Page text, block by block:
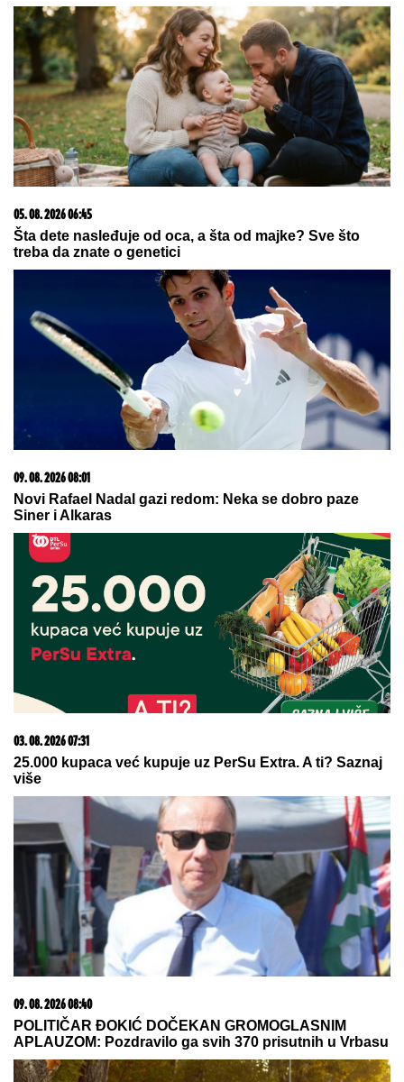
05. 08. 2026 06:45
Šta dete nasleđuje od oca, a šta od majke? Sve što
treba da znate o genetici
09. 08. 2026 08:01
Novi Rafael Nadal gazi redom: Neka se dobro paze
Siner i Alkaras
03. 08. 2026 07:31
25.000 kupaca već kupuje uz PerSu Extra. A ti? Saznaj
više
09. 08. 2026 08:40
POLITIČAR ĐOKIĆ DOČEKAN GROMOGLASNIM
APLAUZOM: Pozdravilo ga svih 370 prisutnih u Vrbasu